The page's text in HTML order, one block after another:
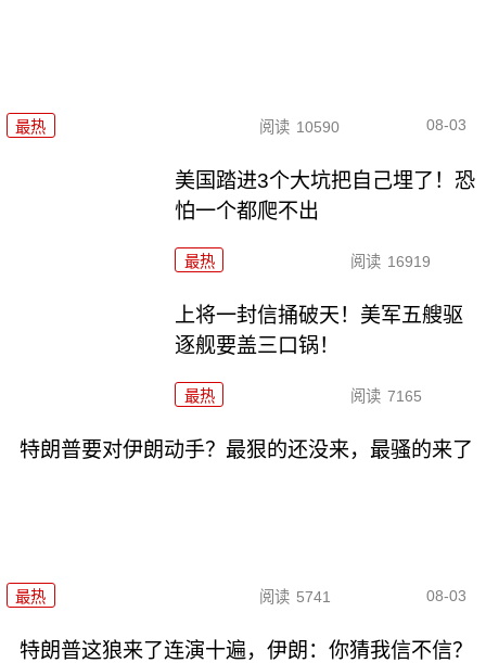
最热 阅读 10590 08-03
美国踏进3个大坑把自己埋了！恐
怕一个都爬不出
最热 阅读 16919
上将一封信捅破天！美军五艘驱
逐舰要盖三口锅！
最热 阅读 7165
特朗普要对伊朗动手？最狠的还没来，最骚的来了
最热 阅读 5741 08-03
特朗普这狼来了连演十遍，伊朗：你猜我信不信？